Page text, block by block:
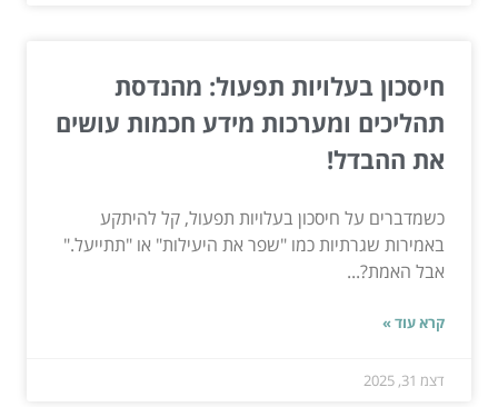
חיסכון בעלויות תפעול: מהנדסת
תהליכים ומערכות מידע חכמות עושים
את ההבדל!
כשמדברים על חיסכון בעלויות תפעול, קל להיתקע
באמירות שגרתיות כמו "שפר את היעילות" או "תתייעל."
אבל האמת?...
קרא עוד »
דצמ 31, 2025